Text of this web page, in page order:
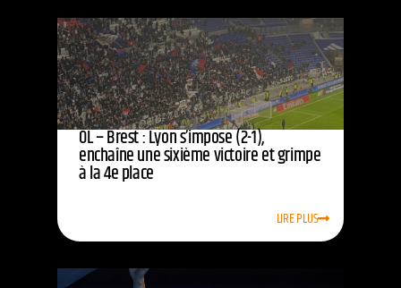
OL – Brest : Lyon s’impose (2-1),
enchaîne une sixième victoire et grimpe
à la 4e place
LIRE PLUS